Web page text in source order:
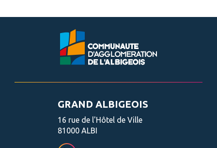
GRAND ALBIGEOIS
16 rue de l'Hôtel de Ville
81000 ALBI